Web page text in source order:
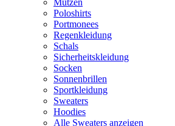
Mützen
Poloshirts
Portmonees
Regenkleidung
Schals
Sicherheitskleidung
Socken
Sonnenbrillen
Sportkleidung
Sweaters
Hoodies
Alle Sweaters anzeigen